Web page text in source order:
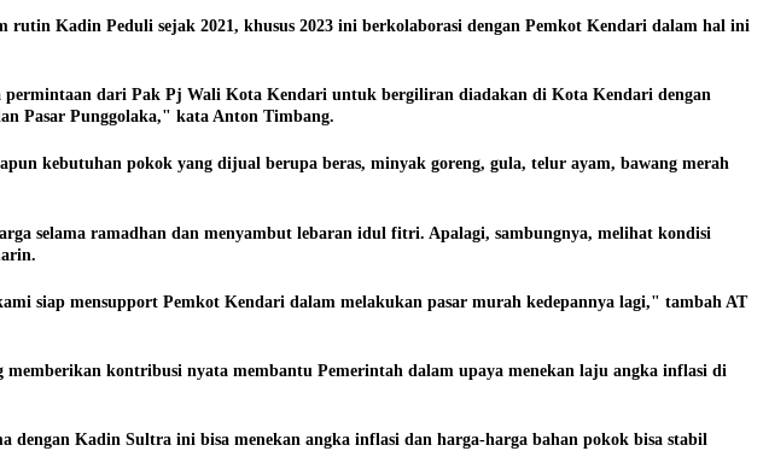
Kadin Peduli sejak 2021, khusus 2023 ini berkolaborasi dengan Pemkot Kendari dalam hal ini
dari Pak Pj Wali Kota Kendari untuk bergiliran diadakan di Kota Kendari dengan
Pasar Punggolaka," kata Anton Timbang.
kebutuhan pokok yang dijual berupa beras, minyak goreng, gula, telur ayam, bawang merah
selama ramadhan dan menyambut lebaran idul fitri. Apalagi, sambungnya, melihat kondisi
siap mensupport Pemkot Kendari dalam melakukan pasar murah kedepannya lagi," tambah AT
kontribusi nyata membantu Pemerintah dalam upaya menekan laju angka inflasi di
Kadin Sultra ini bisa menekan angka inflasi dan harga-harga bahan pokok bisa stabil